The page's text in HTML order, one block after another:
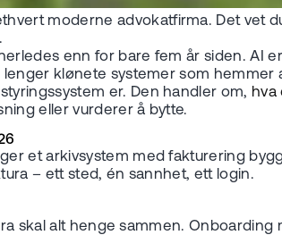
moderne advokatfirma. Det vet
enn for bare fem år siden. AI
klønete systemer som hemmer
er. Den handler om, hva
eller vurderer å bytte.
et arkivsystem med fakturering
– ett sted, én sannhet, ett login.
skal alt henge sammen.